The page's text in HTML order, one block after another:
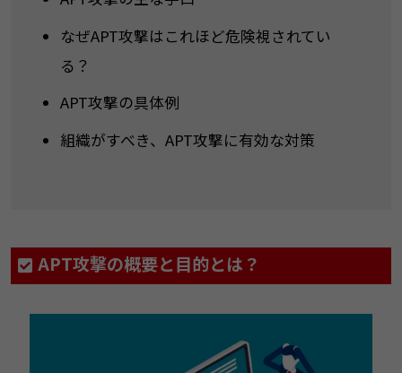
なぜAPT攻撃はこれほど危険視されてい
る？
APT攻撃の具体例
組織がすべき、APT攻撃に有効な対策
APT攻撃の概要と目的とは？